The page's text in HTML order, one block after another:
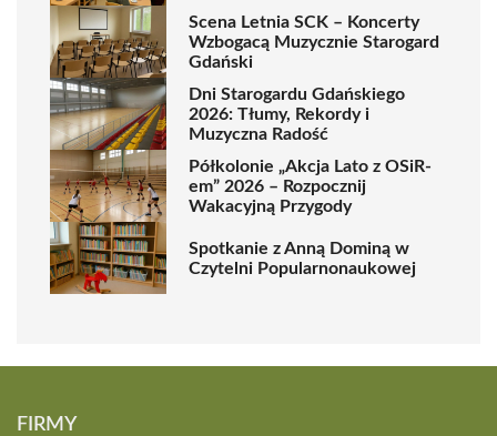
Scena Letnia SCK – Koncerty
Wzbogacą Muzycznie Starogard
Gdański
Dni Starogardu Gdańskiego
2026: Tłumy, Rekordy i
Muzyczna Radość
Półkolonie „Akcja Lato z OSiR-
em” 2026 – Rozpocznij
Wakacyjną Przygody
Spotkanie z Anną Dominą w
Czytelni Popularnonaukowej
FIRMY